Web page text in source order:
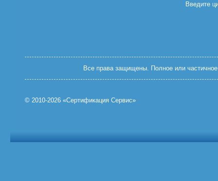
Введите
Все права защищены. Полное или частичное
© 2010-2026 «Сертификация Сервис»